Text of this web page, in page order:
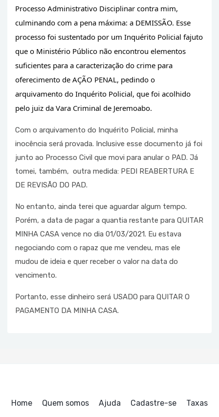
Processo Administrativo Disciplinar contra mim,
culminando com a pena máxima: a DEMISSÃO. Esse
processo foi sustentado por um Inquérito Policial fajuto
que o Ministério Público não encontrou elementos
suficientes para a caracterização do crime para
oferecimento de AÇÃO PENAL, pedindo o
arquivamento do Inquérito Policial, que foi acolhido
pelo juiz da Vara Criminal de Jeremoabo.
Com o arquivamento do Inquérito Policial, minha
inocência será provada. Inclusive esse documento já foi
junto ao Processo Civil que movi para anular o PAD. Já
tomei, também,  outra medida: PEDI REABERTURA E
DE REVISÃO DO PAD.
No entanto, ainda terei que aguardar algum tempo.
Porém, a data de pagar a quantia restante para QUITAR
MINHA CASA vence no dia 01/03/2021. Eu estava
negociando com o rapaz que me vendeu, mas ele
mudou de ideia e quer receber o valor na data do
vencimento.
Portanto, esse dinheiro será USADO para QUITAR O
PAGAMENTO DA MINHA CASA.
Home Quem somos Ajuda Cadastre-se Taxas